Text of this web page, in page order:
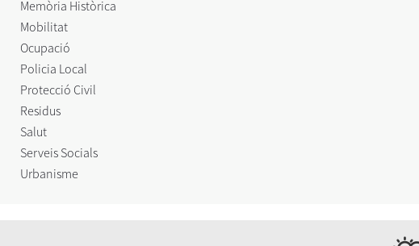
Memòria Històrica
Mobilitat
Ocupació
Policia Local
Protecció Civil
Residus
Salut
Serveis Socials
Urbanisme